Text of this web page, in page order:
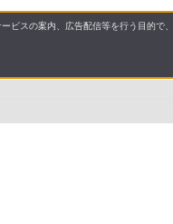
ビスの案内、広告配信等を行う目的